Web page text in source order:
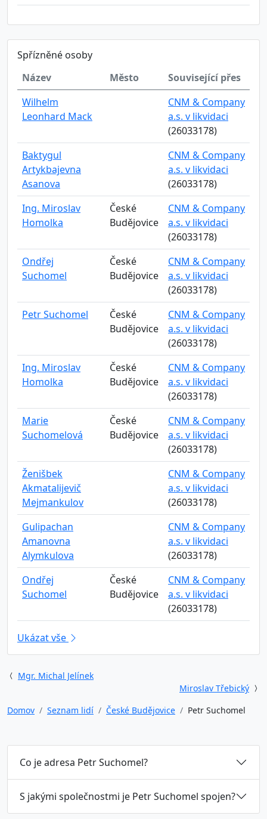
Spřízněné osoby
Název
Město
Související přes
Wilhelm
Leonhard Mack
CNM & Company
a.s. v likvidaci
(26033178)
Baktygul
Artykbajevna
Asanova
CNM & Company
a.s. v likvidaci
(26033178)
Ing. Miroslav
Homolka
České
Budějovice
CNM & Company
a.s. v likvidaci
(26033178)
Ondřej
Suchomel
České
Budějovice
CNM & Company
a.s. v likvidaci
(26033178)
Petr Suchomel
České
Budějovice
CNM & Company
a.s. v likvidaci
(26033178)
Ing. Miroslav
Homolka
České
Budějovice
CNM & Company
a.s. v likvidaci
(26033178)
Marie
Suchomelová
České
Budějovice
CNM & Company
a.s. v likvidaci
(26033178)
Ženišbek
Akmatalijevič
Mejmankulov
CNM & Company
a.s. v likvidaci
(26033178)
Gulipachan
Amanovna
Alymkulova
CNM & Company
a.s. v likvidaci
(26033178)
Ondřej
Suchomel
České
Budějovice
CNM & Company
a.s. v likvidaci
(26033178)
Ukázat vše
Mgr. Michal Jelínek
Miroslav Třebický
Domov
Seznam lidí České Budějovice Petr Suchomel
Co je adresa Petr Suchomel?
S jakými společnostmi je Petr Suchomel spojen?